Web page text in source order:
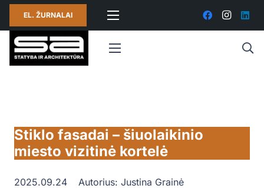
EL. ŽURNALAI
Stiklo fasadai – šiuolaikinio
miesto vizitinė kortelė
2025.09.24 Autorius:Justina Grainė